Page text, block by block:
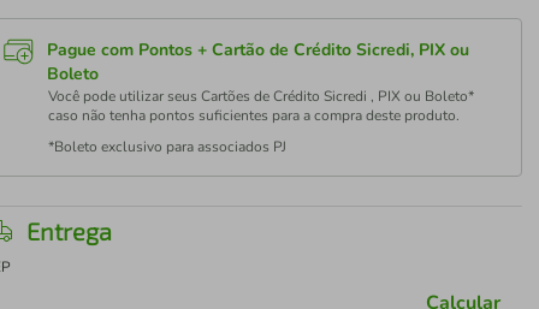
Pague com Pontos + Cartão de Crédito Sicredi, PIX ou
Boleto
Você pode utilizar seus Cartões de Crédito Sicredi , PIX ou Boleto*
caso não tenha pontos suficientes para a compra deste produto.
*Boleto exclusivo para associados PJ
Entrega
Calcular